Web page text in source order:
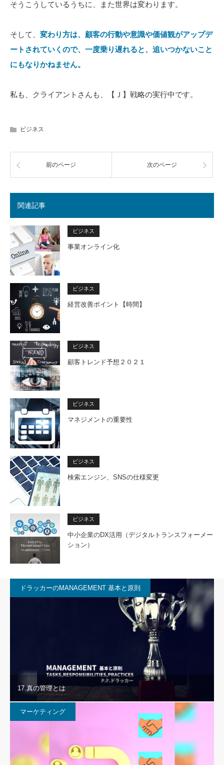
そうこうしているうちに、また世界は変わります。
そして、 変わり方は、顧客の行動や意識や価値観がアップデ
ートされていくので、一度乗り遅れると、追いつかないこと
にもなりかねません。
私も、クライアントさんも、【Ｊ】戦略の実行中です。
ビジネス
前のページ 次のページ
関連記事
ビジネス
事業オンライン化
ビジネス
経営改善ポイント【時間】
ビジネス
顧客トレンド予想２０２１
ビジネス
マネジメントの重要性
ビジネス
検索エンジン、SNSの仕様変更
ビジネス
中小企業のDX活用（デジタルトランスフォーメー
ション）
ドラッカーのMANAGEMENT 基本と原則
17.真の管理とは
マーケティング